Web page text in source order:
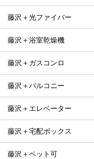
藤沢＋光ファイバー
藤沢＋浴室乾燥機
藤沢＋ガスコンロ
藤沢＋バルコニー
藤沢＋エレベーター
藤沢＋宅配ボックス
藤沢＋ペット可